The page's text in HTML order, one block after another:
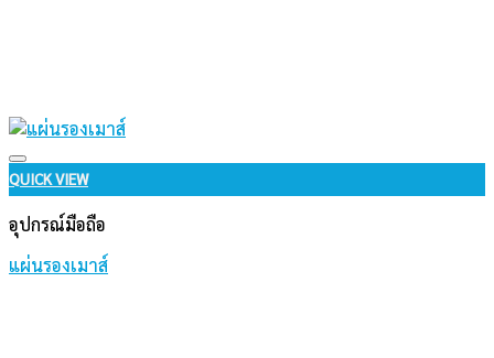
Add to wishlist
QUICK VIEW
อุปกรณ์มือถือ
แผ่นรองเมาส์